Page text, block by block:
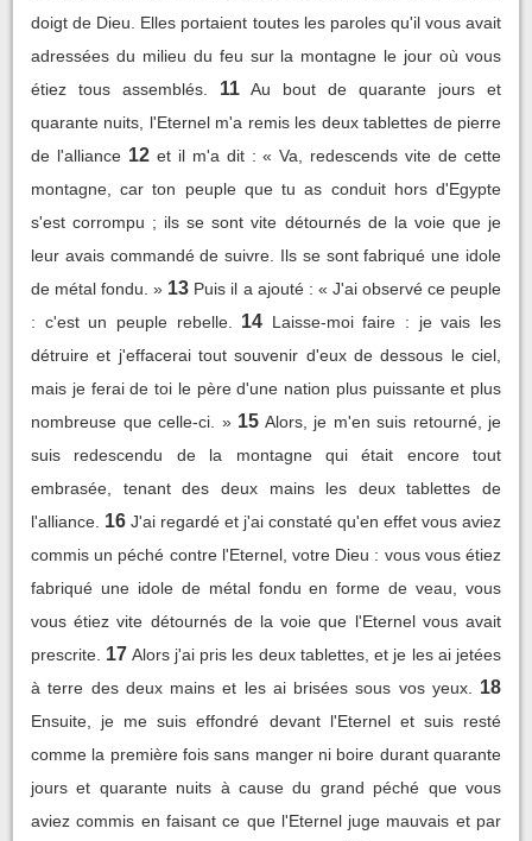
doigt de Dieu. Elles portaient toutes les paroles qu'il vous avait
adressées du milieu du feu sur la montagne le jour où vous
étiez tous assemblés.
11 Au bout de quarante jours et
quarante nuits, l'Eternel m'a remis les deux tablettes de pierre
de l'alliance 12 et il m'a dit : « Va, redescends vite de cette
montagne, car ton peuple que tu as conduit hors d'Egypte
s'est corrompu ; ils se sont vite détournés de la voie que je
leur avais commandé de suivre. Ils se sont fabriqué une idole
de métal fondu. » 13 Puis il a ajouté : « J'ai observé ce peuple
: c'est un peuple rebelle.
14 Laisse-moi faire : je vais les
détruire et j'effacerai tout souvenir d'eux de dessous le ciel,
mais je ferai de toi le père d'une nation plus puissante et plus
nombreuse que celle-ci. » 15 Alors, je m'en suis retourné, je
suis redescendu de la montagne qui était encore tout
embrasée, tenant des deux mains les deux tablettes de
l'alliance. 16 J'ai regardé et j'ai constaté qu'en effet vous aviez
commis un péché contre l'Eternel, votre Dieu : vous vous étiez
fabriqué une idole de métal fondu en forme de veau, vous
vous étiez vite détournés de la voie que l'Eternel vous avait
prescrite. 17 Alors j'ai pris les deux tablettes, et je les ai jetées
à terre des deux mains et les ai brisées sous vos yeux.
18
Ensuite, je me suis effondré devant l'Eternel et suis resté
comme la première fois sans manger ni boire durant quarante
jours et quarante nuits à cause du grand péché que vous
aviez commis en faisant ce que l'Eternel juge mauvais et par